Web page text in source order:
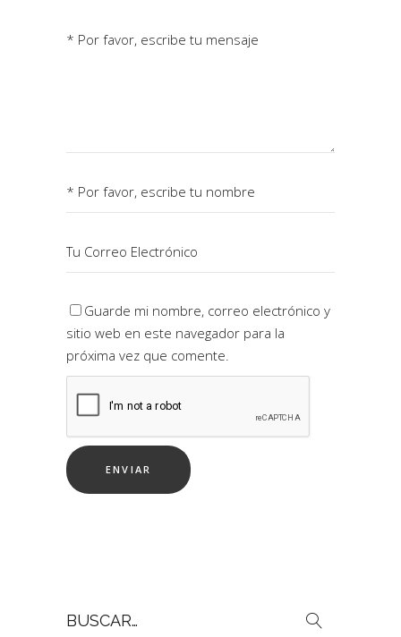
Guarde mi nombre, correo electrónico y
sitio web en este navegador para la
próxima vez que comente.
por: